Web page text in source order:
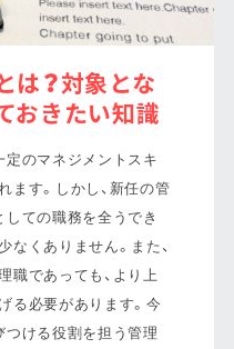
は？対象とな
おきたい知識
定のマネジメントスキ
ます。しかし、新任の管
ての職務を全うでき
くありません。また、
職であっても、より上
る必要があります。今
つける役割を担う管理